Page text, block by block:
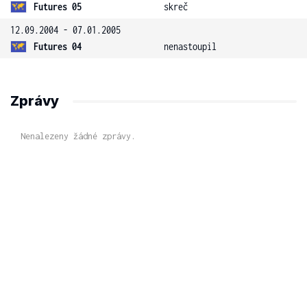
Futures 05
skreč
12.09.2004 - 07.01.2005
Futures 04
nenastoupil
Zprávy
Nenalezeny žádné zprávy.